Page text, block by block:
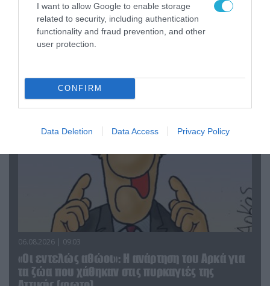
I want to allow Google to enable storage
related to security, including authentication
functionality and fraud prevention, and other
user protection.
CONFIRM
Data Deletion Data Access Privacy Policy
06.08.2026 | 14:02
«Επιχείρηση ελεύθερα πεζοδρόμια» στην
06.08.2026 | 09:03
«Οι εντελώς αθώοι»: Η ανάρτηση του Αρκά για
τα ζώα που χάθηκαν στις πυρκαγιές της